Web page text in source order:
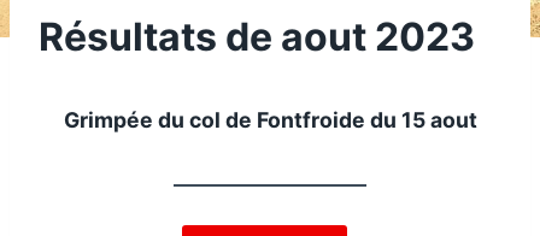
Résultats de aout 2023
Grimpée du col de Fontfroide du 15 aout